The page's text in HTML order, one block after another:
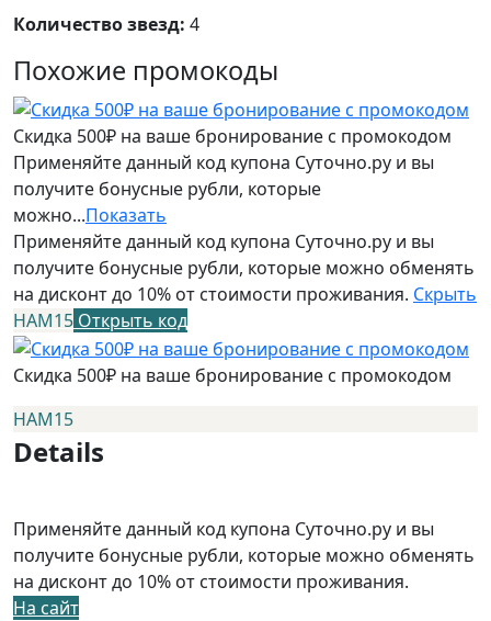
Количество звезд: 4
Похожие промокоды
Скидка 500₽ на ваше бронирование с промокодом
Применяйте данный код купона Суточно.ру и вы
получите бонусные рубли, которые
можно...Показать
Применяйте данный код купона Суточно.ру и вы
получите бонусные рубли, которые можно обменять
на дисконт до 10% от стоимости проживания. Скрыть
НАМ15 Открыть код
Скидка 500₽ на ваше бронирование с промокодом
НАМ15
Details
Применяйте данный код купона Суточно.ру и вы
получите бонусные рубли, которые можно обменять
на дисконт до 10% от стоимости проживания.
На сайт